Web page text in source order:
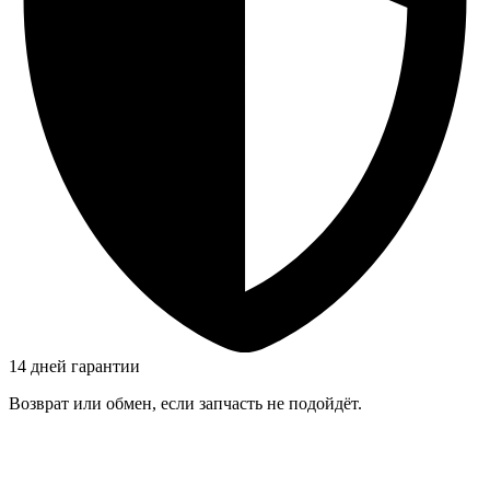
14 дней гарантии
Возврат или обмен, если запчасть не подойдёт.